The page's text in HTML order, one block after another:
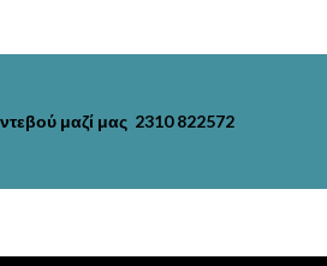
μαζί μας 2310 822572